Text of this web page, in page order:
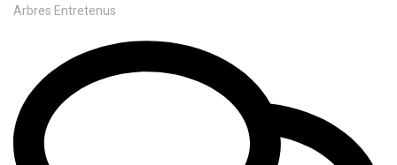
Arbres Entretenus